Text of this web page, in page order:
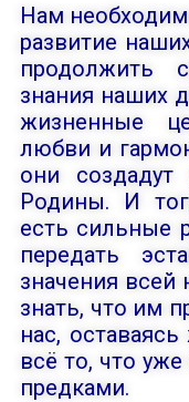
Нам
развитие
продолжить
знания наших
жизненные
любви и
они
Родины. И
есть сильные
передать
значения
знать, что им
нас,
всё то, что
предками.